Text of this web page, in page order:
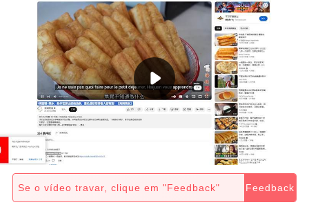
Se o vídeo travar, clique em "Feedback" Feedback